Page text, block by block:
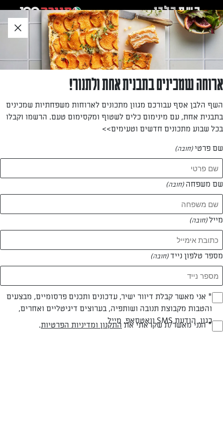
לאזור
תוכן
תחתון
מירב מרקוביץ
—
המתכונים של מירב מרקוביץ
0 מתכונים
המאמרים של מירב מרקוביץ
0 מאמרים
ארוחה שמכינים בתבנית אחת ולתנור!
השף הלבן אסף עבורכם מגוון מתכונים לארוחות משפחתיות שמכינים
בתבנית אחת, עם מינימום כלים לשטוף ומקסימום טעם. הרשמו וקבלו
בכל שבוע מתכונים חדשים וטעימים>>
שם פרטי(חובה)
שם משפחה (חובה)
מייל(חובה)
מספר טלפון נייד(חובה)
(חובה)* אני מאשר קבלת דיוור ישיר, עדכונים ותכנים פרסומיים, מבצעים
והטבות מקבוצת תנובה ושותפיה, בערוצים דיגיטליים ואחרים,
כגון, הודעת SMS וואטסאפ, מייל(חובה)* הנני מאשר/ת שקראתי את התקנון ומדיניות הפרטיות.